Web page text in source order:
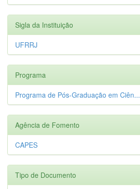
Sigla da Instituição
UFRRJ
Programa
Programa de Pós-Graduação em Ciên...
Agência de Fomento
CAPES
Tipo de Documento